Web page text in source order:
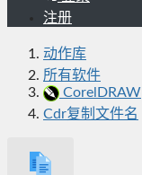
注册
动作库
所有软件
CorelDRAW
Cdr复制文件名